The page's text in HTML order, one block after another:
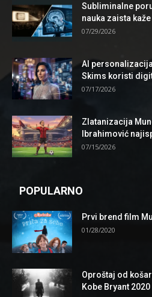
Subliminalne
nauka zaista kaže
07/29/2026
AI
Skims koristi
07/17/2026
Zlatanizacija
Ibrahimović
07/15/2026
POPULARNO
Prvi brend film
01/28/2020
Oproštaj od
Kobe Bryant 2020